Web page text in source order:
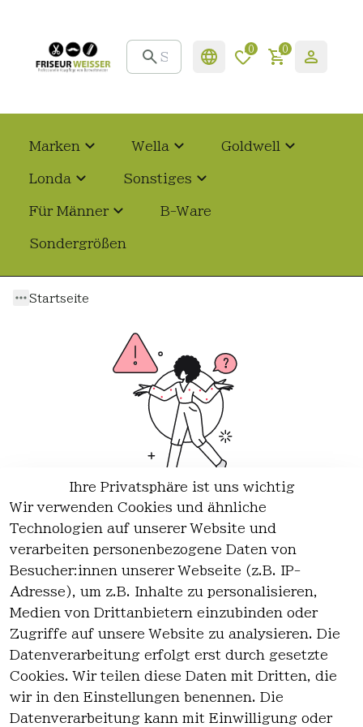
0 0
Marken Wella Goldwell
Londa Sonstiges
Für Männer B-Ware
Sondergrößen
Startseite
Wir haben keine Artikel mehr in dieser Kategorie.
Haben Sie nicht gefunden, was Sie suchen?
Artikel durchsuchen
Ihre Privatsphäre ist uns wichtig
Wir verwenden Cookies und ähnliche
Technologien auf unserer Website und
verarbeiten personenbezogene Daten von
Besucher:innen unserer Webseite (z.B. IP-
Adresse), um z.B. Inhalte zu personalisieren,
Medien von Drittanbietern einzubinden oder
Zugriffe auf unsere Website zu analysieren. Die
Datenverarbeitung erfolgt erst durch gesetzte
Cookies. Wir teilen diese Daten mit Dritten, die
wir in den Einstellungen benennen. Die
Datenverarbeitung kann mit Einwilligung oder
Rechtlich
es
AGB
Impressum
Kontakt
Kontakt
Registrieren